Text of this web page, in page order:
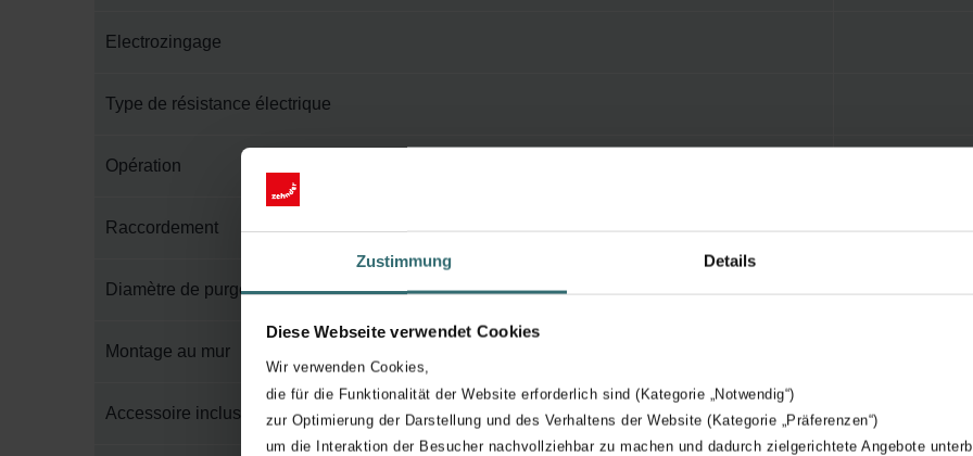
Zustimmung Details
Diese Webseite verwendet Cookies
Wir verwenden Cookies,
die für die Funktionalität der Website erforderlich sind (Kategorie „Notwendig“)
zur Optimierung der Darstellung und des Verhaltens der Website (Kategorie „Präferenzen“)
um die Interaktion der Besucher nachvollziehbar zu machen und dadurch zielgerichtete Angebote
Electrozingage
Type de résistance électrique
Opération
Raccordement
Diamètre de purge
Montage au mur
Accessoire inclus dans l'emballage